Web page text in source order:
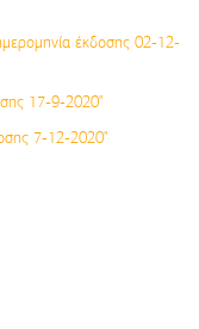
έκδοσης 02-12-
17-9-2020"
7-12-2020"